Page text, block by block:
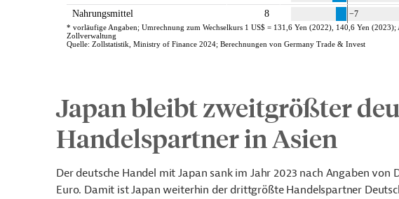
Japan bleibt zweitgrößter
Handelspartner in Asien
Der deutsche Handel mit Japan sank im Jahr 2023 nach Angaben
Euro. Damit ist Japan weiterhin der drittgrößte Handelspartner